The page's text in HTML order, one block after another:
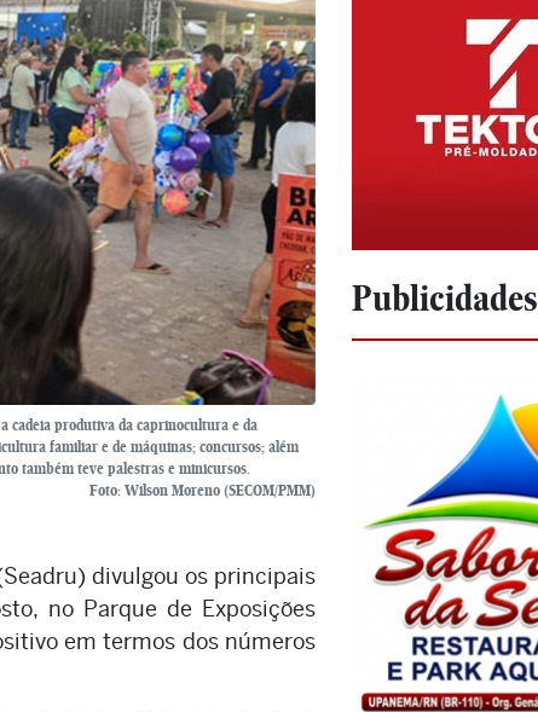
cadeia produtiva da caprinocultura e da
familiar e de máquinas; concursos; além
também teve palestras e minicursos.
Foto: Wilson Moreno (SECOM/PMM)
divulgou os principais
no Parque de Exposições
em termos dos números
Publicidades